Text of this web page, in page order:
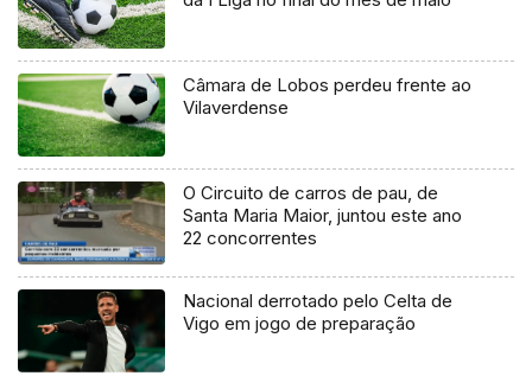
Câmara de Lobos perdeu frente ao
Vilaverdense
O Circuito de carros de pau, de
Santa Maria Maior, juntou este ano
22 concorrentes
Nacional derrotado pelo Celta de
Vigo em jogo de preparação